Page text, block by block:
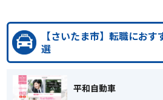
【さいたま市】転職にお
選
平和自動車